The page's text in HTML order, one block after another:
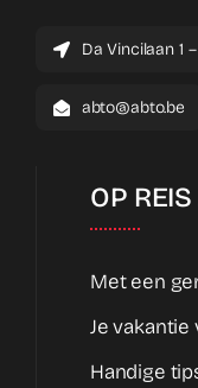
Da Vincilaan 1
abto@abto.be
OP
Met een
Je
Handige